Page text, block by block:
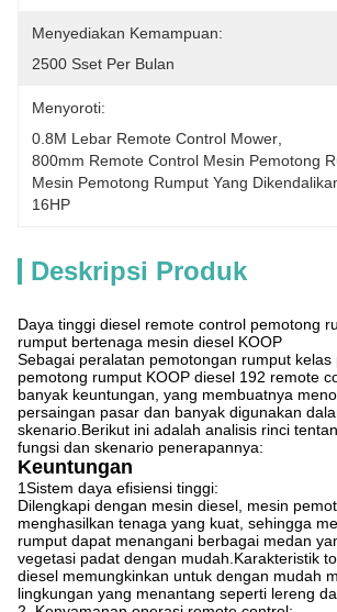
Menyediakan Kemampuan:
2500 Sset Per Bulan
Menyoroti:
0.8M Lebar Remote Control Mower
800mm Remote Control Mesin Pemotong
Mesin Pemotong Rumput Yang
16HP
Deskripsi Produk
Daya tinggi diesel remote control pemotong
rumput bertenaga mesin diesel KOOP
Sebagai peralatan pemotongan rumput kelas
pemotong rumput KOOP diesel 192 remote
banyak keuntungan, yang membuatnya
persaingan pasar dan banyak digunakan
skenario.Berikut ini adalah analisis rinci
fungsi dan skenario penerapannya:
Keuntungan
1Sistem daya efisiensi tinggi:
Dilengkapi dengan mesin diesel, mesin
menghasilkan tenaga yang kuat, sehingga
rumput dapat menangani berbagai medan
vegetasi padat dengan mudah.Karakteristik
diesel memungkinkan untuk dengan mudah
lingkungan yang menantang seperti lereng